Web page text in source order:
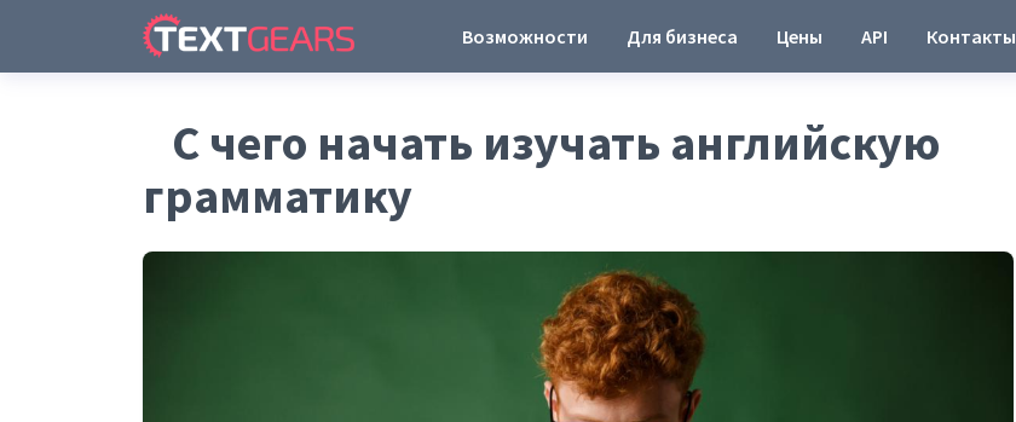
Возможности Для бизнеса Цены API Контакты
С чего начать изучать английскую
грамматику